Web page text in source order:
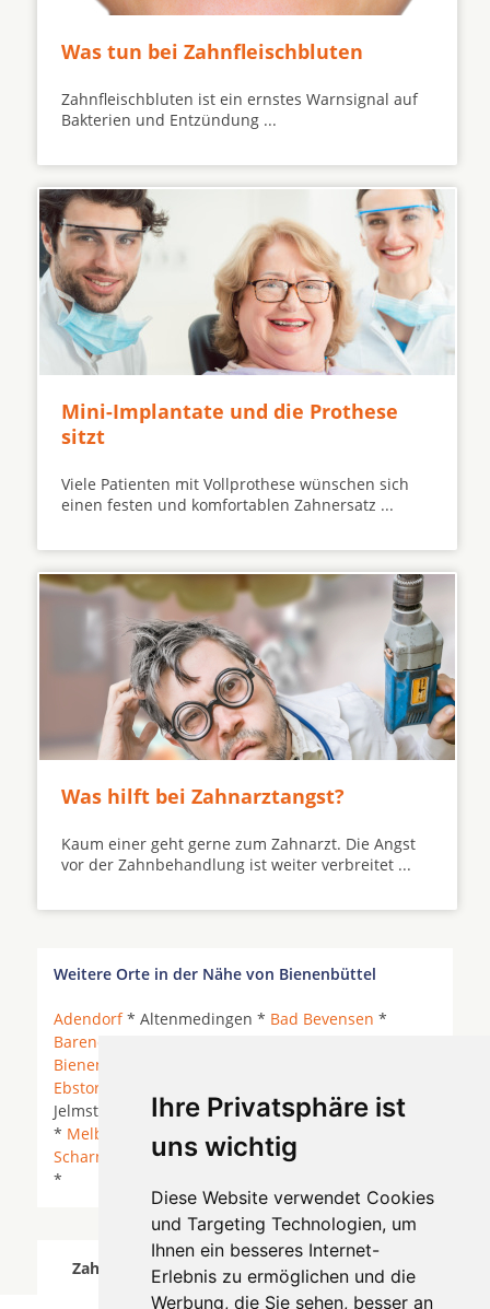
Ihre Privatsphäre ist
uns wichtig
Diese Website verwendet Cookies
und Targeting Technologien, um
Ihnen ein besseres Internet-
Erlebnis zu ermöglichen und die
Werbung, die Sie sehen, besser an
Was tun bei Zahnfleischbluten
Zahnfleischbluten ist ein ernstes Warnsignal auf
Bakterien und Entzündung ...
Mini-Implantate und die Prothese
sitzt
Viele Patienten mit Vollprothese wünschen sich
einen festen und komfortablen Zahnersatz ...
Was hilft bei Zahnarztangst?
Kaum einer geht gerne zum Zahnarzt. Die Angst
vor der Zahnbehandlung ist weiter verbreitet ...
Weitere Orte in der Nähe von Bienenbüttel
Adendorf* Altenmedingen * Bad Bevensen *
Barendorf
Bienenbüttel
Ebstorf
Jelmstorf *
Kirchgellersen*Lünebuerg*Lüneburg
* Melbeck * Natendorf * Reppenstedt
Scharnebeck
* Vastorf * Wendisch Evern *
*
Zahnärzte für Zahnimplantete in Bienenbüttel
wurde am 05 August 2026 aktualisiert.